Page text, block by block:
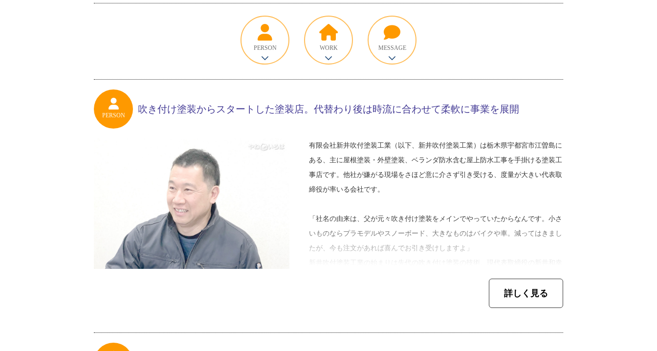
PERSON WORK MESSAGE
PERSON
吹き付け塗装からスタートした塗装店。代替わり後は時流に合わせて柔軟に事業を展開
有限会社新井吹付塗装工業（以下、新井吹付塗装工業）は栃木県宇都宮市江曽島に
ある、主に屋根塗装・外壁塗装、ベランダ防水含む屋上防水工事を手掛ける塗装工
事店です。他社が嫌がる現場をさほど意に介さず引き受ける、度量が大きい代表取
締役が率いる会社です。
「社名の由来は、父が元々吹き付け塗装をメインでやっていたからなんです。小さ
いものならプラモデルやスノーボード、大きなものはバイクや車。減ってはきまし
たが、今も注文があれば喜んでお引き受けしますよ」
さん（以下、新井さん）は、父譲りの手先の器用さを活かし、高校卒業後に専門学
校で看板塗装のためのレタリング技術を学びました。在学中から父の経営する会社
でアルバイトを始め、就職先には迷わなかったと言います。
詳しく見る